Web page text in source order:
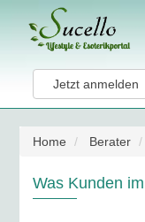
Jetzt anmelden
Home Berater
Was Kunden